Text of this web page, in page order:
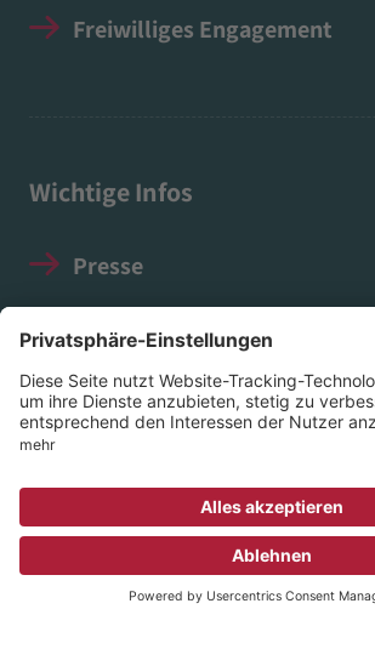
Freiwilliges Engagement
Wichtige Infos
Presse
Datenschutz
© 2026 EVIM - Evangelischer
Mission in Nassau